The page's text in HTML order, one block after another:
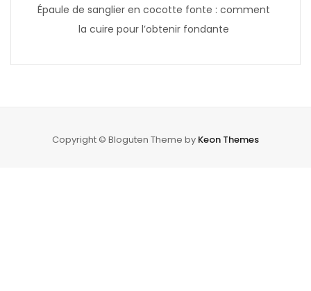
Épaule de sanglier en cocotte fonte : comment
la cuire pour l’obtenir fondante
Copyright © Bloguten Theme by Keon Themes